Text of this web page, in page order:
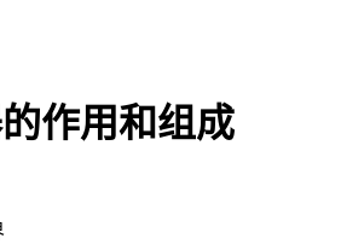
作用和组成